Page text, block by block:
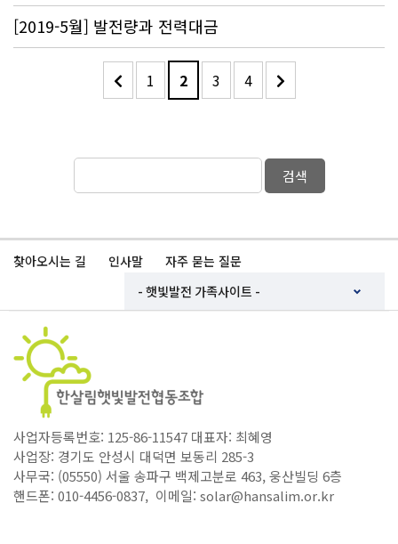
[2019-5월] 발전량과 전력대금
1 2 3 4
검색
찾아오시는 길 인사말 자주 묻는 질문
사업자등록번호: 125-86-11547 대표자: 최혜영
사업장: 경기도 안성시 대덕면 보동리 285-3
사무국: (05550) 서울 송파구 백제고분로 463, 웅산빌딩 6층
핸드폰: 010-4456-0837, 이메일: solar@hansalim.or.kr